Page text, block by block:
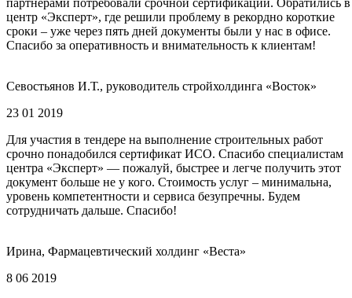
партнерами потребовали срочной сертификации. Обратились в
центр «Эксперт», где решили проблему в рекордно короткие
сроки – уже через пять дней документы были у нас в офисе.
Спасибо за оперативность и внимательность к клиентам!
Севостьянов И.Т., руководитель стройхолдинга «Восток»
23 01 2019
Для участия в тендере на выполнение строительных работ
срочно понадобился сертификат ИСО. Спасибо специалистам
центра «Эксперт» — пожалуй, быстрее и легче получить этот
документ больше не у кого. Стоимость услуг – минимальна,
уровень компетентности и сервиса безупречны. Будем
сотрудничать дальше. Спасибо!
Ирина, Фармацевтический холдинг «Веста»
8 06 2019